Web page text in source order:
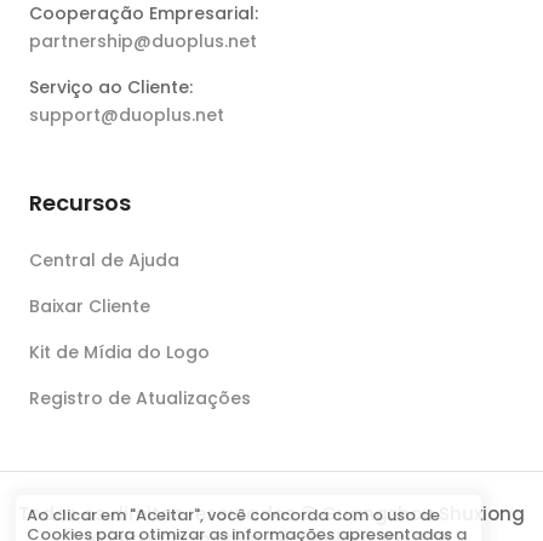
Cooperação Empresarial:
partnership@duoplus.net
Serviço ao Cliente:
support@duoplus.net
Recursos
Central de Ajuda
Baixar Cliente
Kit de Mídia do Logo
Registro de Atualizações
Todos os direitos reservados © Guangzhou Shuxiong
Ao clicar em "Aceitar", você concorda com o uso de
Cookies para otimizar as informações apresentadas a